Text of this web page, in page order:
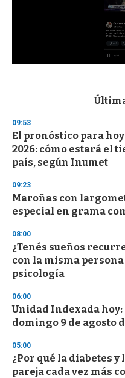
s
d
s
o
f
3
s
e
c
o
d
09:53
El pronóstico para
2026: cómo estará el
país, según Inumet
09:23
Maroñas con
especial en grama
08:00
¿Tenés sueños
con la misma
psicología
06:00
Unidad Indexada hoy:
domingo 9 de agosto
05:00
¿Por qué la diabetes
pareja cada vez más